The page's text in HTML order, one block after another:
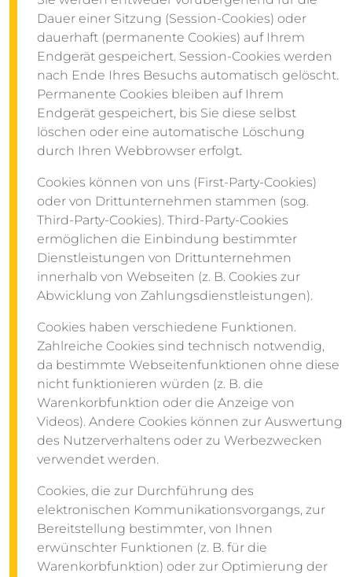
Dauer einer Sitzung (Session-Cookies) oder
dauerhaft (permanente Cookies) auf Ihrem
Endgerät gespeichert. Session-Cookies werden
nach Ende Ihres Besuchs automatisch gelöscht.
Permanente Cookies bleiben auf Ihrem
Endgerät gespeichert, bis Sie diese selbst
löschen oder eine automatische Löschung
durch Ihren Webbrowser erfolgt.
Cookies können von uns (First-Party-Cookies)
oder von Drittunternehmen stammen (sog.
Third-Party-Cookies). Third-Party-Cookies
ermöglichen die Einbindung bestimmter
Dienstleistungen von Drittunternehmen
innerhalb von Webseiten (z. B. Cookies zur
Abwicklung von Zahlungsdienstleistungen).
Cookies haben verschiedene Funktionen.
Zahlreiche Cookies sind technisch notwendig,
da bestimmte Webseitenfunktionen ohne diese
nicht funktionieren würden (z. B. die
Warenkorbfunktion oder die Anzeige von
Videos). Andere Cookies können zur Auswertung
des Nutzerverhaltens oder zu Werbezwecken
verwendet werden.
Cookies, die zur Durchführung des
elektronischen Kommunikationsvorgangs, zur
Bereitstellung bestimmter, von Ihnen
erwünschter Funktionen (z. B. für die
Warenkorbfunktion) oder zur Optimierung der